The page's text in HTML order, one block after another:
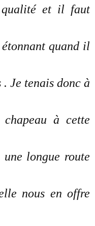
qualité et il faut
quand il
Je tenais donc à
à cette
longue route
nous en offre